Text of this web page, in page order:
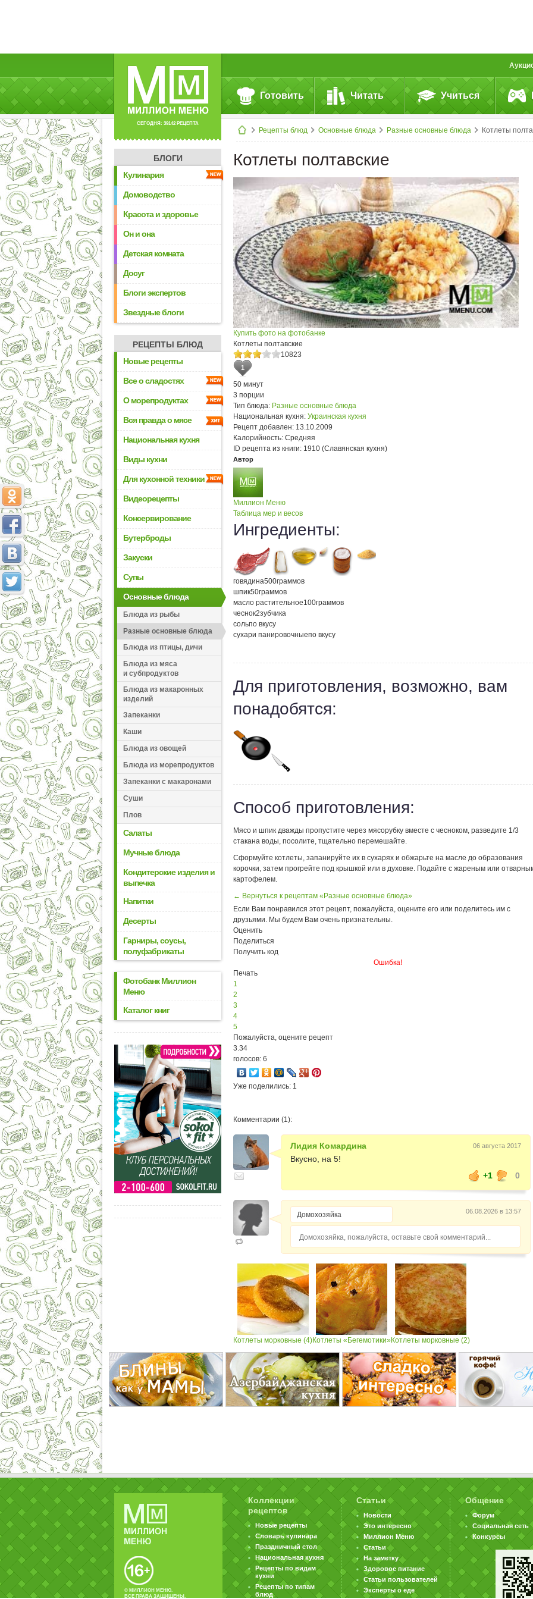
СЕГОДНЯ: 39142 РЕЦЕПТА
Готовить Читать Учиться
Рецепты блюд Основные блюда Разные основные блюда Котлеты полтавские
БЛОГИ
Кулинария
Домоводство
Красота и здоровье
Он и она
Детская комната
Досуг
Блоги экспертов
Звездные блоги
РЕЦЕПТЫ БЛЮД
Новые рецепты
Все о сладостях
О морепродуктах
Вся правда о мясе
Национальная кухня
Виды кухни
Для кухонной техники
Видеорецепты
Консервирование
Бутерброды
Закуски
Супы
Основные блюда
Блюда из рыбы
Разные основные блюда
Блюда из птицы, дичи
Блюда из мяса
и субпродуктов
Блюда из макаронных
изделий
Запеканки
Каши
Блюда из овощей
Блюда из морепродуктов
Запеканки с макаронами
Суши
Плов
Салаты
Мучные блюда
Кондитерские изделия и
выпечка
Напитки
Десерты
Гарниры, соусы,
полуфабрикаты
Фотобанк Миллион
Меню
Каталог книг
Котлеты полтавские
Купить фото на фотобанке
Котлеты полтавские
10823
1
50 минут
3 порции
Тип блюда: Разные основные блюда
Национальная кухня: Украинская кухня
Рецепт добавлен: 13.10.2009
Калорийность: Средняя
ID рецепта из книги: 1910 (Славянская кухня)
Автор
Миллион Меню
Таблица мер и весов
Ингредиенты:
говядина500граммов
шпик50граммов
масло растительное100граммов
чеснок2зубчика
сольпо вкусу
сухари панировочныепо вкусу
Для приготовления, возможно, вам
понадобятся:
Способ приготовления:
Мясо и шпик дважды пропустите через мясорубку вместе с чесноком, разведите 1/3
стакана воды, посолите, тщательно перемешайте.
Сформуйте котлеты, запанируйте их в сухарях и обжарьте на масле до образования
корочки, затем прогрейте под крышкой или в духовке. Подайте с жареным или
картофелем.
← Вернуться к рецептам «Разные основные блюда»
Если Вам понравился этот рецепт, пожалуйста, оцените его или поделитесь им с
друзьями. Мы будем Вам очень признательны.
Оценить
Поделиться
Получить код
Ошибка!
Печать
1
2
3
4
5
Пожалуйста, оцените рецепт
3.34
голосов: 6
Уже поделились: 1
Комментарии (1):
Лидия Комардина 06 августа 2017
Вкусно, на 5!
+1
0
06.08.2026 в 13:57
Домохозяйка, пожалуйста, оставьте свой комментарий...
Котлеты морковные (4)Котлеты «Бегемотики»Котлеты морковные (2)
© МИЛЛИОН МЕНЮ.
ВСЕ ПРАВА ЗАЩИЩЕНЫ.
Коллекции
рецептов
Новые рецепты
Словарь кулинара
Праздничный стол
Национальная кухня
Рецепты по видам
кухни
Рецепты по типам
блюд
Статьи
Новости
Это интересно
Миллион Меню
Статьи
На заметку
Здоровое питание
Статьи пользователей
Эксперты о еде
Общение
Форум
Социальная сеть
Конкурсы